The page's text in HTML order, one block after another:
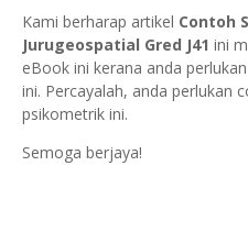
Kami berharap artikel Contoh
Jurugeospatial Gred J41 ini
eBook ini kerana anda
ini. Percayalah, anda perlukan
psikometrik ini.
Semoga berjaya!